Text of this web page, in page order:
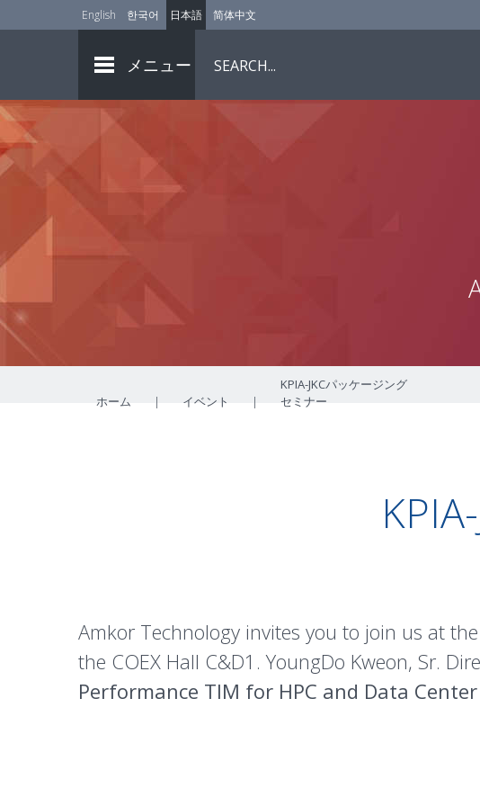
English 한국어 日本語 简体中文
メニュー
ホーム | イベント |
KPIA-JKCパッケージング
セミナー
Amkor Technology invites you to join us at the
the COEX Hall C&D1. YoungDo Kweon, Sr.
Performance TIM for HPC and Data